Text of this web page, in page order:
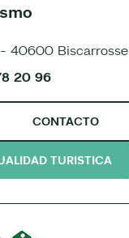
40600 Biscarrosse
20 96
CONTACTO
TURISTICA